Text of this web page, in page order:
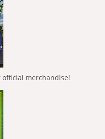
official merchandise!